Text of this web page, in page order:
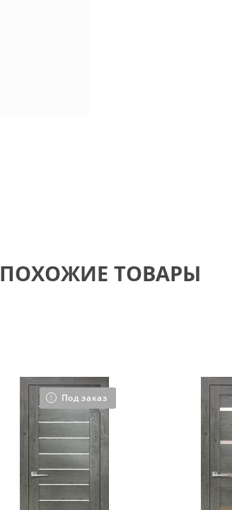
ПОХОЖИЕ ТОВАРЫ
Под заказ